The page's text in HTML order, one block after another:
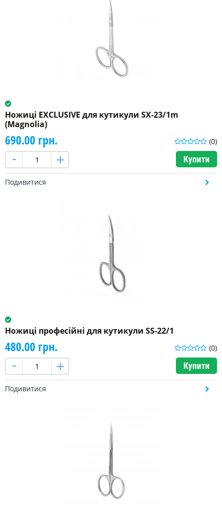
Ножиці EXCLUSIVE для кутикули SX-23/1m
(Magnolia)
(0)
690.00 грн.
Купити
Подивитися
Ножиці професійні для кутикули SS-22/1
(0)
480.00 грн.
Купити
Подивитися